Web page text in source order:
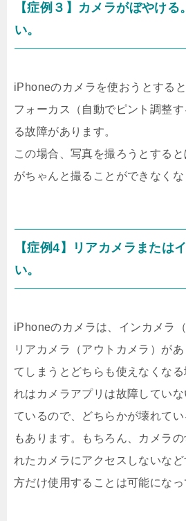
【症例３】カメラがぼやけ
い。
iPhoneのカメラを使おうとする
フォーカス（自動でピント調整
る故障があります。
この場合、写真を撮ろうとする
がちゃんと撮ることができなくな
【症例4】リアカメラまたは
い。
iPhoneのカメラは、インカメラ
リアカメラ（アウトカメラ）が
てしまうとどちらも使えなくな
れはカメラアプリは故障してい
ているので、どちらかが壊れて
もあります。もちろん、カメラ
れたカメラにアクセスしないな
方だけ使用することは可能になっ